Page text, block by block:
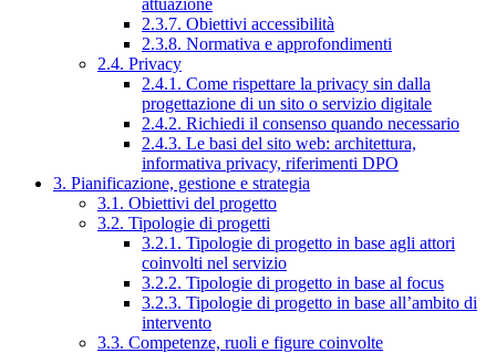
attuazione
2.3.7. Obiettivi accessibilità
2.3.8. Normativa e approfondimenti
2.4. Privacy
2.4.1. Come rispettare la privacy sin dalla
progettazione di un sito o servizio digitale
2.4.2. Richiedi il consenso quando necessario
2.4.3. Le basi del sito web: architettura,
informativa privacy, riferimenti DPO
3. Pianificazione, gestione e strategia
3.1. Obiettivi del progetto
3.2. Tipologie di progetti
3.2.1. Tipologie di progetto in base agli attori
coinvolti nel servizio
3.2.2. Tipologie di progetto in base al focus
3.2.3. Tipologie di progetto in base all’ambito di
intervento
3.3. Competenze, ruoli e figure coinvolte